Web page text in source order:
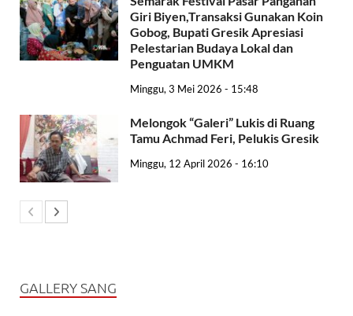
Giri Biyen,Transaksi Gunakan Koin
Gobog, Bupati Gresik Apresiasi
Pelestarian Budaya Lokal dan
Penguatan UMKM
Minggu, 3 Mei 2026 - 15:48
Melongok “Galeri” Lukis di Ruang
Tamu Achmad Feri, Pelukis Gresik
Minggu, 12 April 2026 - 16:10
GALLERY SANG